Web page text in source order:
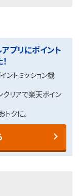
アプリにポイント
ントミッション機
クリアで楽天ポイン
クに。